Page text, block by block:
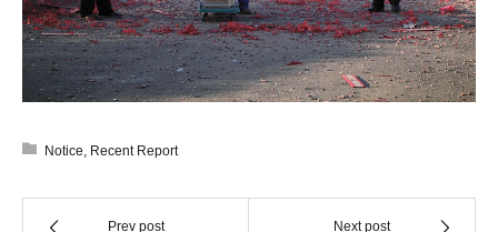
Notice, Recent Report
Prev post Next post